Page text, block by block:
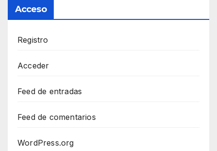
Acceso
Registro
Acceder
Feed de entradas
Feed de comentarios
WordPress.org